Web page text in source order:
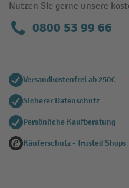
Nutzen Sie gerne unsere
0800 53 99 66
Versandkostenfrei ab 250€
Sicherer Datenschutz
Persönliche Kaufberatung
Käuferschutz - Trusted Shops